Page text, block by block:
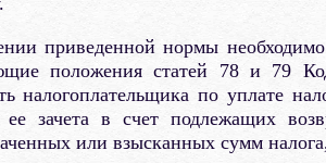
приведенной нормы
положения статей 78 и 79
налогоплательщика по уплате
ее зачета в счет подлежащих
или взысканных сумм